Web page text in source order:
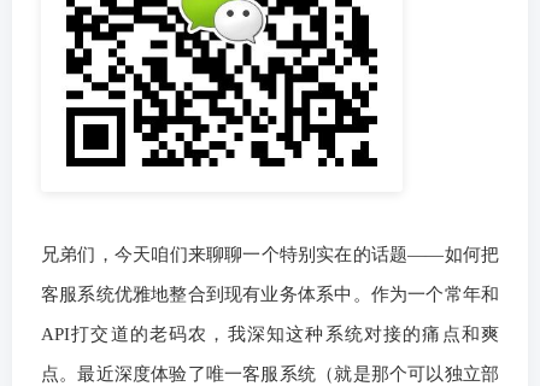
兄弟们，今天咱们来聊聊一个特别实在的话题——如何把
客服系统优雅地整合到现有业务体系中。作为一个常年和
API打交道的老码农，我深知这种系统对接的痛点和爽
点。最近深度体验了唯一客服系统（就是那个可以独立部